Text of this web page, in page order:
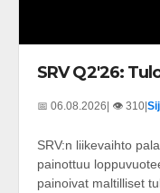
SRV Q2'26:
📅 06.08.2026| 👁️ 310|
SRV:n liikevaihto
painottuu
painoivat maltilliset